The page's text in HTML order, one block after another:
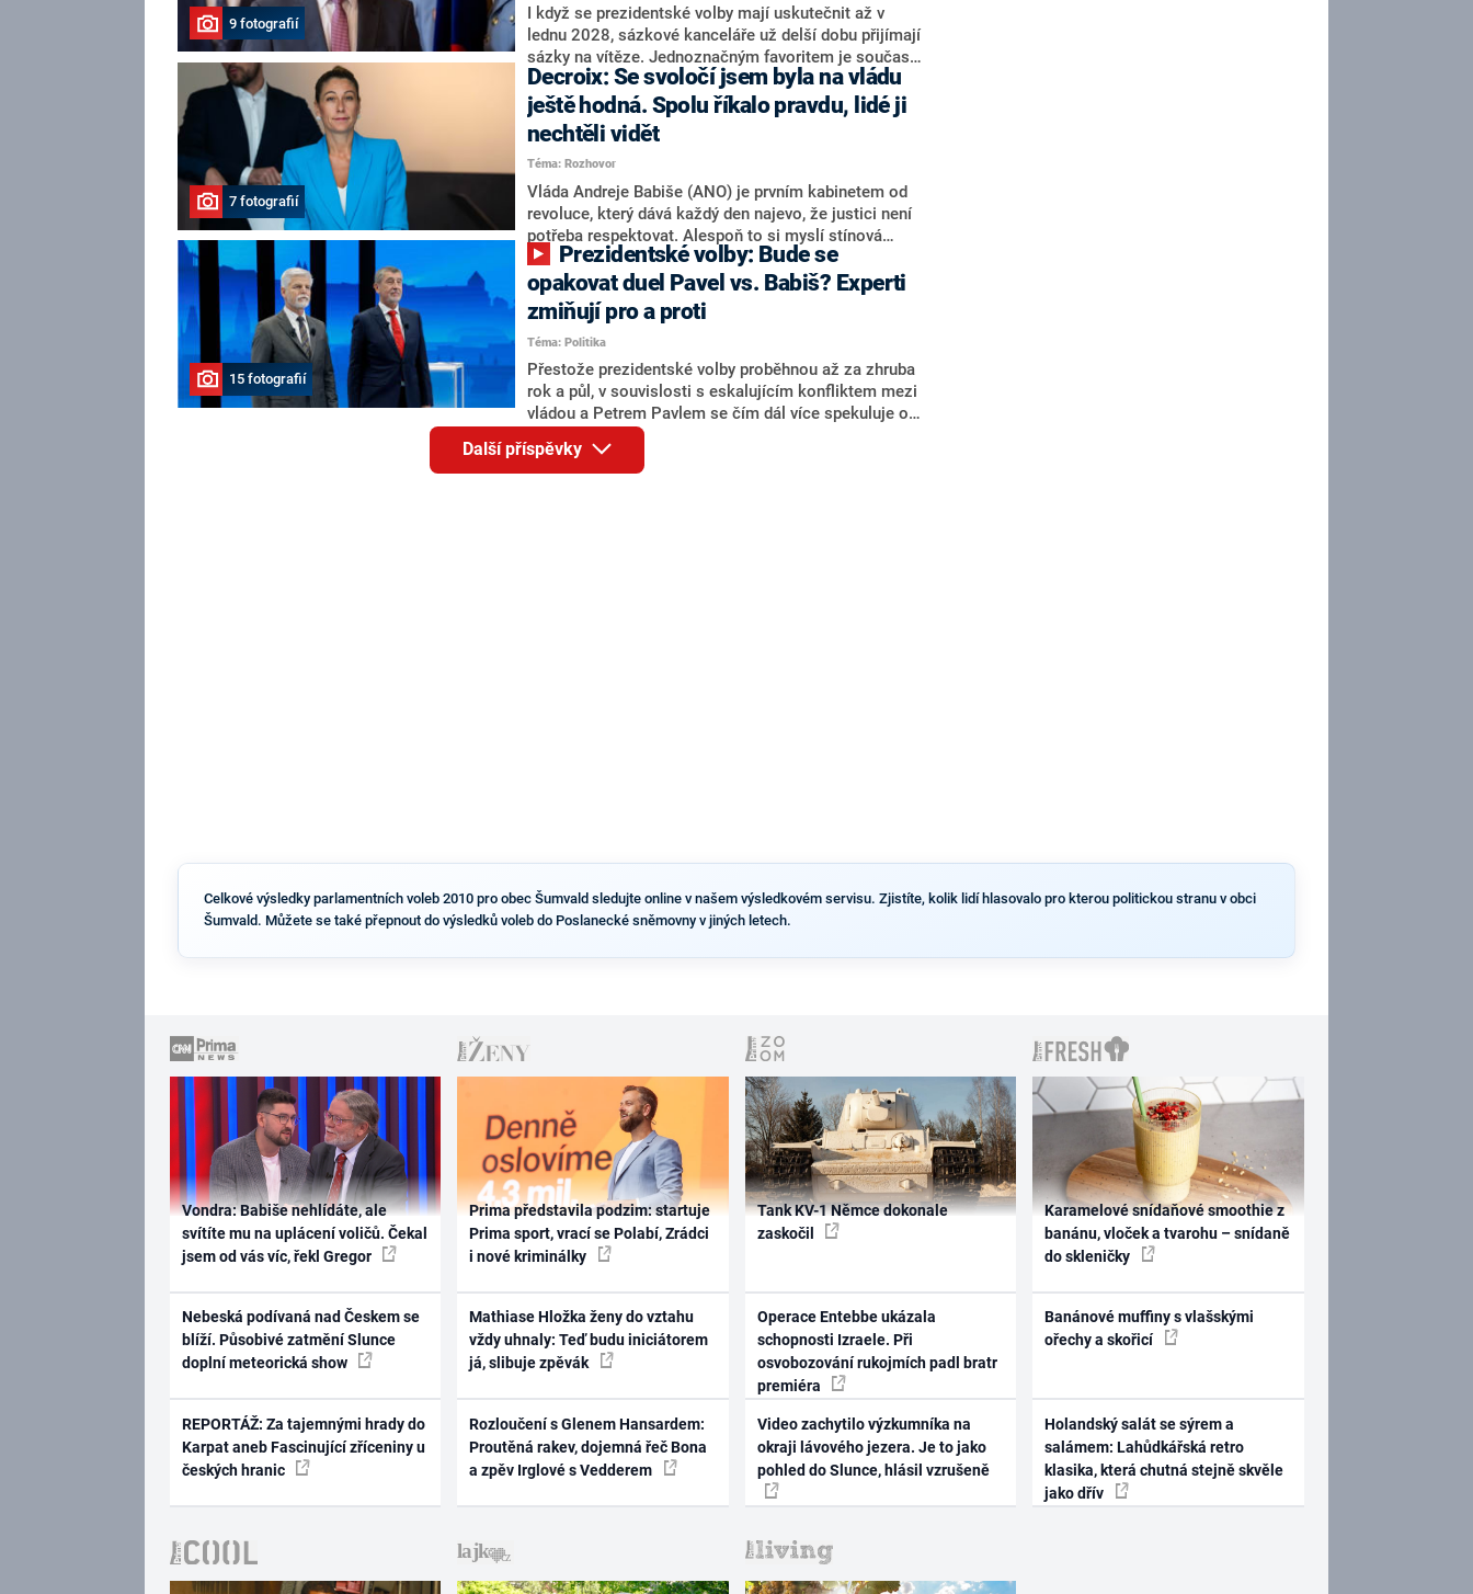
Zdeněk Nytra redakci řekl, že počítá s odchodem
některých senátorů z klubu a že Naše Česko není
nepřítel, ale soupeř.
9 fotografií
I když se prezidentské volby mají uskutečnit až v
lednu 2028, sázkové kanceláře už delší dobu přijímají
sázky na vítěze. Jednoznačným favoritem je současná
hlava státu Petr Pavel. Daleko za ním pak bookmakeři
zmiňují dva výrazné politiky ANO, tedy premiéra
Andreje Babiše a ministra průmyslu Karla Havlíčka.
Oblíbeným tipem samotných sázkařů je poslanec za
Motoristy Filip Turek. Politolog Jan Kubáček nicméně
o případné kandidatuře kohokoliv ze zmíněné trojice
značně pochybuje. Podle něj současná koalice dosud
nemá osobu, která by Pavlovi mohla konkurovat.
7 fotografií
Decroix: Se svoločí jsem byla na vládu
ještě hodná. Spolu říkalo pravdu, lidé ji
nechtěli vidět
Téma: Rozhovor
Vláda Andreje Babiše (ANO) je prvním kabinetem od
revoluce, který dává každý den najevo, že justici není
potřeba respektovat. Alespoň to si myslí stínová
ministryně spravedlnosti ODS Eva Decroix. V
rozhovoru pro CNN Prima NEWS si nebrala servítky
ohledně politického výkonu svého nástupce Jeronýma
Tejce (za ANO) či vládní zmocněnkyně pro lidská
práva Taťány Malé (ANO). Označením „svoloč“ na
adresu vlády prý byla ještě hodná. Decroix se také
vrátila k volební porážce koalice Spolu či promluvila o
hnutí Naše Česko Martina Kuby.
15 fotografií
opakovat duel Pavel vs. Babiš? Experti
zmiňují pro a proti
Téma: Politika
Přestože prezidentské volby proběhnou až za zhruba
rok a půl, v souvislosti s eskalujícím konfliktem mezi
vládou a Petrem Pavlem se čím dál více spekuluje o
tom, koho by do bitvy o Hrad mohla vyslat současná
koalice. Někteří političtí komentátoři znovu vytahují
jméno premiéra Andreje Babiše (ANO). Jak moc je
Další příspěvky
Celkové výsledky parlamentních voleb 2010 pro obec Šumvald sledujte online v našem výsledkovém servisu. Zjistíte, kolik lidí hlasovalo pro kterou politickou stranu v obci
Šumvald. Můžete se také přepnout do výsledků voleb do Poslanecké sněmovny v jiných letech.
Vondra: Babiše nehlídáte, ale
svítíte mu na uplácení voličů. Čekal
jsem od vás víc, řekl Gregor
Nebeská podívaná nad Českem se
blíží. Působivé zatmění Slunce
doplní meteorická show
REPORTÁŽ: Za tajemnými hrady do
Karpat aneb Fascinující zříceniny u
českých hranic
Prima představila podzim: startuje
Prima sport, vrací se Polabí, Zrádci
i nové kriminálky
Mathiase Hložka ženy do vztahu
vždy uhnaly: Teď budu iniciátorem
já, slibuje zpěvák
Rozloučení s Glenem Hansardem:
Proutěná rakev, dojemná řeč Bona
a zpěv Irglové s Vedderem
Tank KV-1 Němce dokonale
zaskočil
Operace Entebbe ukázala
schopnosti Izraele. Při
osvobozování rukojmích padl bratr
premiéra
Video zachytilo výzkumníka na
okraji lávového jezera. Je to jako
pohled do Slunce, hlásil vzrušeně
Karamelové snídaňové smoothie z
banánu, vloček a tvarohu – snídaně
do skleničky
Banánové muffiny s vlašskými
ořechy a skořicí
Holandský salát se sýrem a
salámem: Lahůdkářská retro
klasika, která chutná stejně skvěle
jako dřív